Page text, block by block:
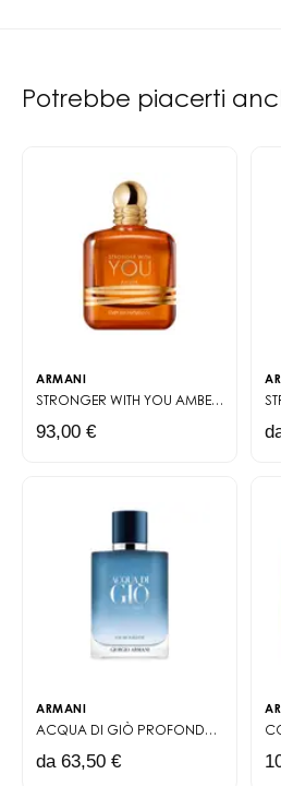
moderna del lusso. Di un nero
Giorgio Armani, una placca
per un contrasto sofisticato.
Potrebbe piacerti
ARMANI
STRONGER WITH YOU AMBER EAU DE
93,00 €
ARMANI
ACQUA DI GIÒ PROFONDO EAU DE
da 63,50 €